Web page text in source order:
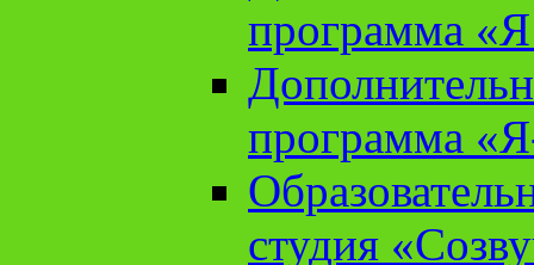
программа «Я
программа
студия